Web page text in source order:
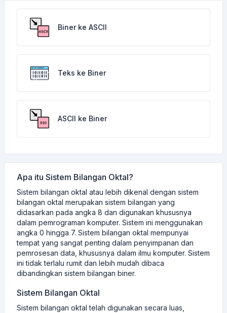
Biner ke ASCII
Teks ke Biner
ASCII ke Biner
Apa itu Sistem Bilangan Oktal?
Sistem bilangan oktal atau lebih dikenal dengan sistem
bilangan oktal merupakan sistem bilangan yang
didasarkan pada angka 8 dan digunakan khususnya
dalam pemrograman komputer. Sistem ini menggunakan
angka 0 hingga 7. Sistem bilangan oktal mempunyai
tempat yang sangat penting dalam penyimpanan dan
pemrosesan data, khususnya dalam ilmu komputer. Sistem
ini tidak terlalu rumit dan lebih mudah dibaca
dibandingkan sistem bilangan biner.
Sistem Bilangan Oktal
Sistem bilangan oktal telah digunakan secara luas,